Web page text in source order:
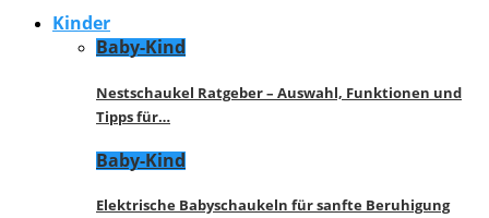
Kinder
Baby-Kind
Nestschaukel Ratgeber – Auswahl, Funktionen und
Tipps für…
Baby-Kind
Elektrische Babyschaukeln für sanfte Beruhigung